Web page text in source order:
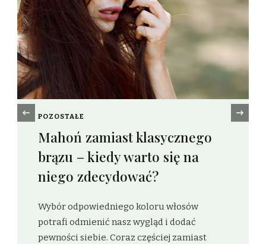
POZOSTAŁE
Trener wystąpień publicznych
— kiedy warto skorzystać z
jego pomocy?
Umiejętność skutecznego prezentowania
swoich myśli przed publicznością jest cenna
zarówno w życiu zawodowym, jak i
‹